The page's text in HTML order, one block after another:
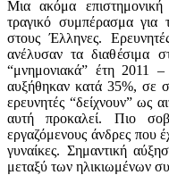
Μια ακόμα επιστημονική
τραγικό συμπέρασμα για
στους Έλληνες.
ανέλυσαν τα διαθέσιμα
“μνημονιακά” έτη 2011
αυξήθηκαν κατά 35%, σε
ερευνητές “δείχνουν” ως
αυτή προκαλεί. Πιο
εργαζόμενους άνδρες που
γυναίκες. Σημαντική
μεταξύ των ηλικιωμένων